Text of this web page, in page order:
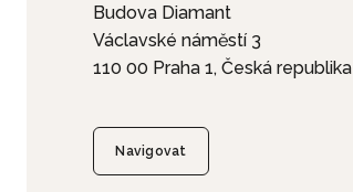
Budova Diamant
Václavské náměstí 3
110 00 Praha 1, Česká republika
Navigovat